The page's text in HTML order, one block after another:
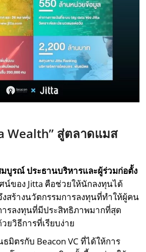
Wealth” สู่ตลาดแมส
บูรณ์ ประธานบริหารและผู้ร่วมก่อตั้ง
น์ของ Jitta คือช่วยให้นักลงทุนได้
งสร้างนวัตกรรมการลงทุนที่ทำให้ผู้คน
รลงทุนที่มีประสิทธิภาพมากที่สุด
ยวิธีการที่เรียบง่าย
มิตรกับ Beacon VC ที่ได้ให้การ